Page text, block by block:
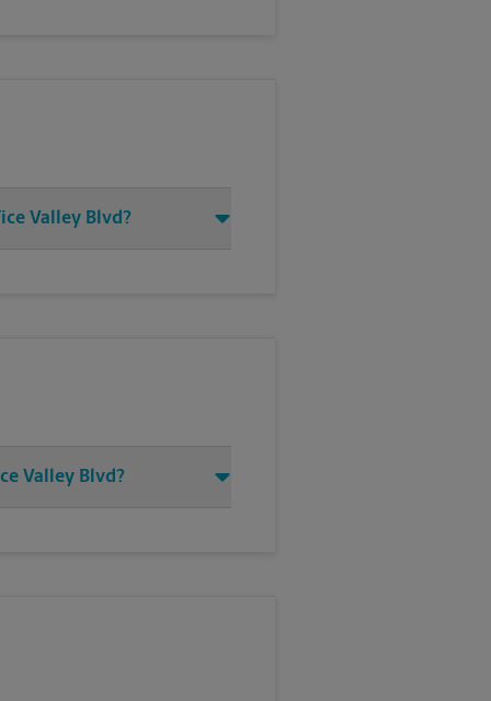
Valley Blvd?
Valley Blvd?